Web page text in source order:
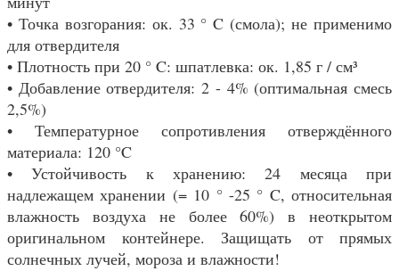
• Точка возгорания: ок. 33 ° C (смола); не применимо
для отвердителя
• Плотность при 20 ° C: шпатлевка: ок. 1,85 г / см³
• Добавление отвердителя: 2 - 4% (оптимальная смесь
2,5%)
• Температурное сопротивления отверждённого
материала: 120 °C
• Устойчивость к хранению: 24 месяца при
надлежащем хранении (= 10 ° -25 ° C, относительная
влажность воздуха не более 60%) в неоткрытом
оригинальном контейнере. Защищать от прямых
солнечных лучей, мороза и влажности!